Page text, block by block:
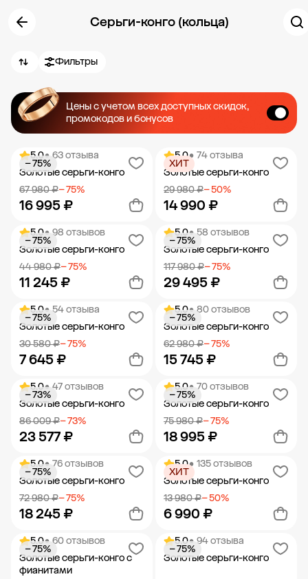
Серьги-конго (кольца)
Фильтры
Цены с учетом всех доступных скидок,
промокодов и бонусов
5.0• 63 отзыва
Золотые серьги-конго
67 980 ₽− 75%
16 995 ₽
− 75%
Добавить в корзину
5.0• 74 отзыва
Золотые серьги-конго
29 980 ₽− 50%
14 990 ₽
ХИТ
Добавить в корзину
5.0• 98 отзывов
Золотые серьги-конго
44 980 ₽− 75%
11 245 ₽
− 75%
Добавить в корзину
5.0• 58 отзывов
Золотые серьги-конго
117 980 ₽− 75%
29 495 ₽
− 75%
Добавить в корзину
5.0• 54 отзыва
Золотые серьги-конго
30 580 ₽− 75%
7 645 ₽
− 75%
Добавить в корзину
5.0• 80 отзывов
Золотые серьги-конго
62 980 ₽− 75%
15 745 ₽
− 75%
Добавить в корзину
5.0• 47 отзывов
Золотые серьги-конго
86 009 ₽− 73%
23 577 ₽
− 73%
Добавить в корзину
5.0• 70 отзывов
Золотые серьги-конго
75 980 ₽− 75%
18 995 ₽
− 75%
Добавить в корзину
5.0• 76 отзывов
Золотые серьги-конго
72 980 ₽− 75%
18 245 ₽
− 75%
Добавить в корзину
5.0• 135 отзывов
Золотые серьги-конго
13 980 ₽− 50%
6 990 ₽
ХИТ
Добавить в корзину
5.0• 60 отзывов
Золотые серьги-конго с
фианитами
− 75%
5.0• 94 отзыва
Золотые серьги-конго
− 75%